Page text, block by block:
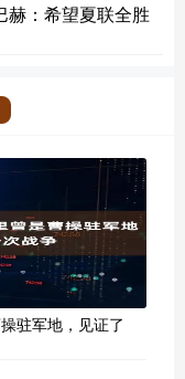
赫：希望夏联全胜
驻军地，见证了